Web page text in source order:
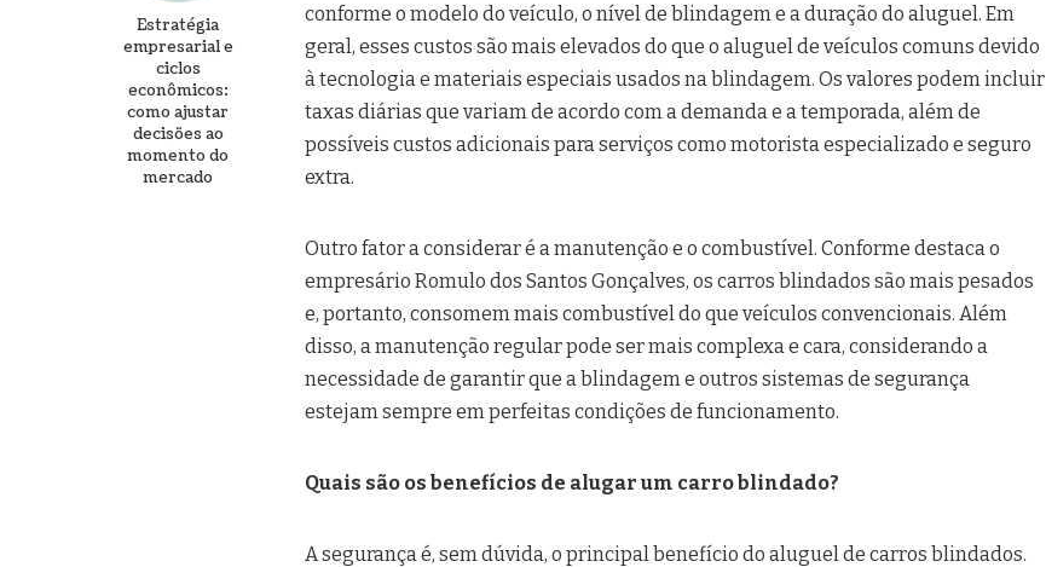
Estratégia
empresarial e
ciclos
econômicos:
como ajustar
decisões ao
momento do
mercado
conforme o modelo do veículo, o nível de blindagem e a duração do aluguel. Em
geral, esses custos são mais elevados do que o aluguel de veículos comuns devido
à tecnologia e materiais especiais usados na blindagem. Os valores podem incluir
taxas diárias que variam de acordo com a demanda e a temporada, além de
possíveis custos adicionais para serviços como motorista especializado e seguro
extra.
Outro fator a considerar é a manutenção e o combustível. Conforme destaca o
empresário Romulo dos Santos Gonçalves, os carros blindados são mais pesados
e, portanto, consomem mais combustível do que veículos convencionais. Além
disso, a manutenção regular pode ser mais complexa e cara, considerando a
necessidade de garantir que a blindagem e outros sistemas de segurança
estejam sempre em perfeitas condições de funcionamento.
Quais são os benefícios de alugar um carro blindado?
A segurança é, sem dúvida, o principal benefício do aluguel de carros blindados.